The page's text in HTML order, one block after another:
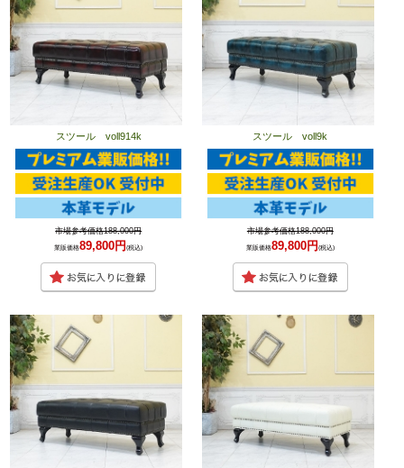
スツール voll914k
市場参考価格188,000円
業販価格89,800円(税込)
スツール voll9k
市場参考価格188,000円
業販価格89,800円 (税込)